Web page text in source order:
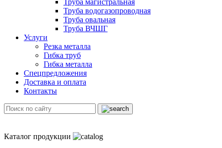
Труба водогазопроводная
Труба овальная
Труба ВЧШГ
Услуги
Резка металла
Гибка труб
Гибка металла
Спецпредложения
Доставка и оплата
Контакты
Каталог продукции